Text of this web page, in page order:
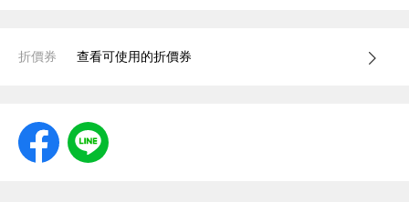
折價券 查看可使用的折價券